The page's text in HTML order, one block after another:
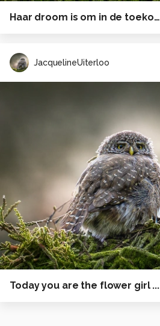
Haar droom is om in de toekomst bakker te worden
JacquelineUiterloo
Today you are the flower girl ...